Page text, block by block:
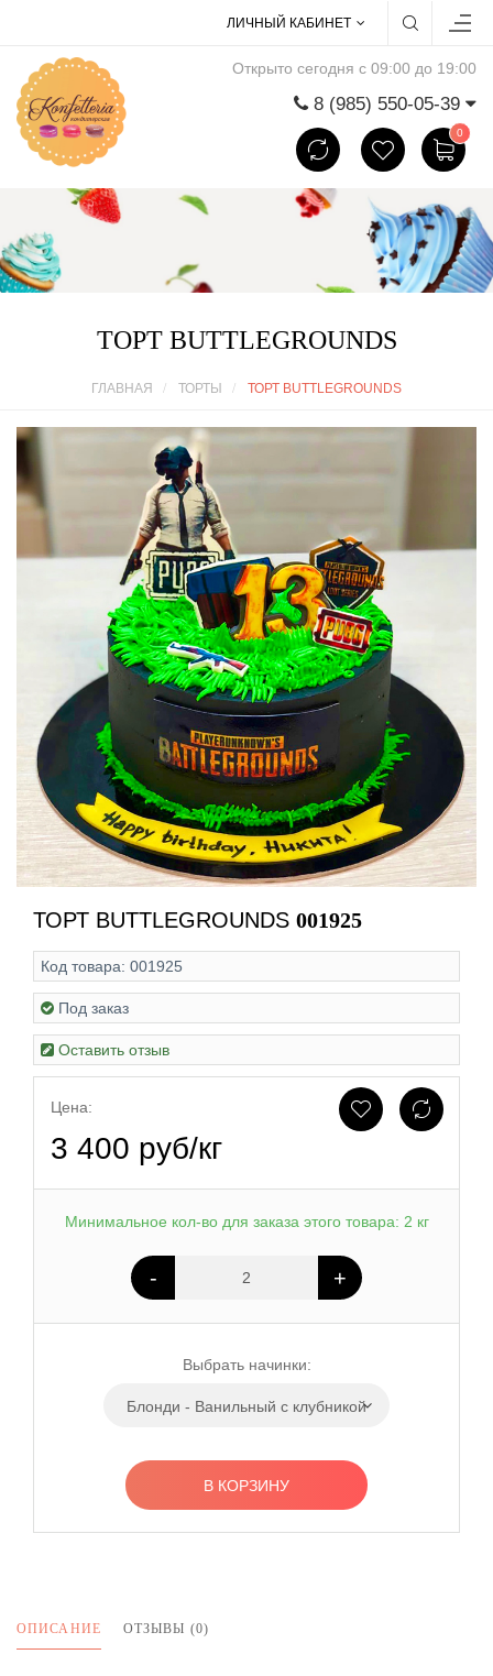
ЛИЧНЫЙ КАБИНЕТ
Открыто сегодня с 09:00 до 19:00
8 (985) 550-05-39
0
ТОРТ BUTTLEGROUNDS
ГЛАВНАЯ ТОРТЫ ТОРТ BUTTLEGROUNDS
ТОРТ BUTTLEGROUNDS 001925
Код товара: 001925
Под заказ
Оставить отзыв
Цена:
3 400 руб/кг
Минимальное кол-во для заказа этого товара: 2 кг
- +
Выбрать начинки:
Блонди - Ванильный с клубникой
В КОРЗИНУ
ОПИСАНИЕ ОТЗЫВЫ (0)